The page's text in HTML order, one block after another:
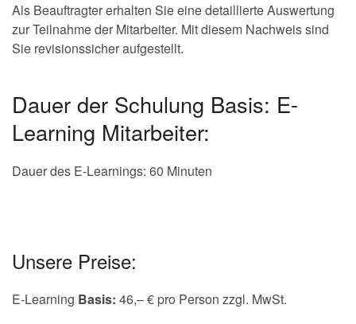
Als Beauftragter erhalten Sie eine detaillierte Auswertung
zur Teilnahme der Mitarbeiter. Mit diesem Nachweis sind
Sie revisionssicher aufgestellt.
Dauer der Schulung Basis: E-
Learning Mitarbeiter:
Dauer des E-Learnings: 60 Minuten
Unsere Preise:
E-Learning Basis: 46,– € pro Person zzgl. MwSt.